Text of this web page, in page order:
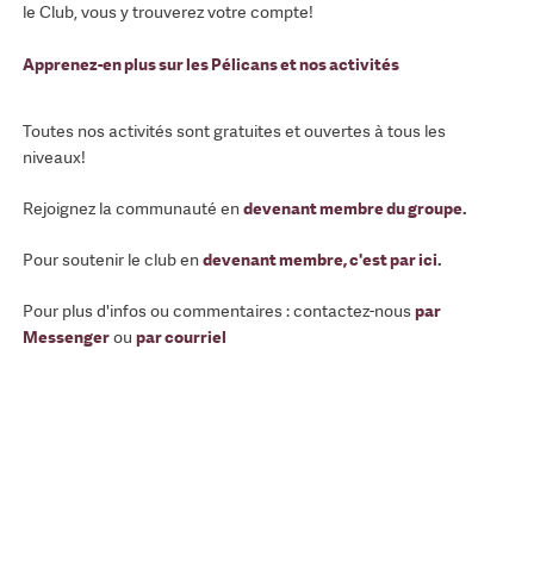
le Club, vous y trouverez votre compte!
Apprenez-en plus sur les Pélicans et nos activités
Toutes nos activités sont gratuites et ouvertes à tous les
niveaux!
Rejoignez la communauté endevenant membre du groupe.
Pour soutenir le club endevenant membre, c'est par ici.
Pour plus d'infos ou commentaires : contactez-nouspar
Messengerou par courriel